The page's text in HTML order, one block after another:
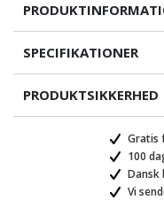
SPECIFIKATIONER
PRODUKTSIKKERHED
Gratis
100
Dansk
Vi